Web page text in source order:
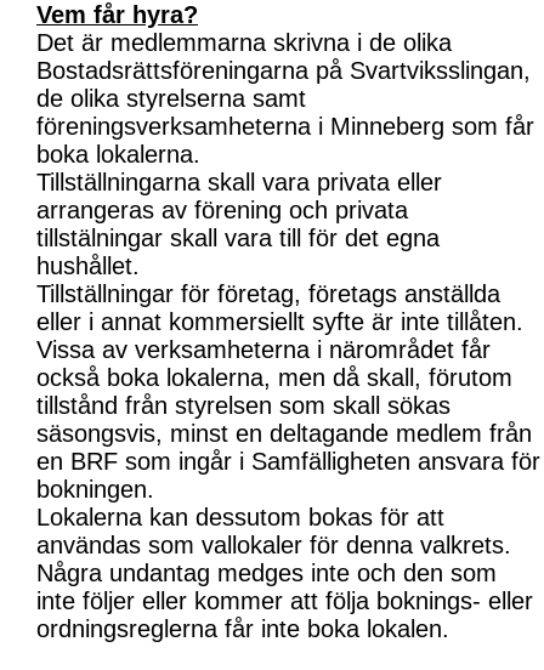
Vem får hyra?
Det är medlemmarna skrivna i de olika
Bostadsrättsföreningarna på Svartviksslingan,
de olika styrelserna samt
föreningsverksamheterna i Minneberg som får
boka lokalerna.
Tillställningarna skall vara privata eller
arrangeras av förening och privata
tillstälningar skall vara till för det egna
hushållet.
Tillställningar för företag, företags anställda
eller i annat kommersiellt syfte är inte tillåten.
Vissa av verksamheterna i närområdet får
också boka lokalerna, men då skall, förutom
tillstånd från styrelsen som skall sökas
säsongsvis, minst en deltagande medlem från
en BRF som ingår i Samfälligheten ansvara för
bokningen.
Lokalerna kan dessutom bokas för att
användas som vallokaler för denna valkrets.
Några undantag medges inte och den som
inte följer eller kommer att följa boknings- eller
ordningsreglerna får inte boka lokalen.